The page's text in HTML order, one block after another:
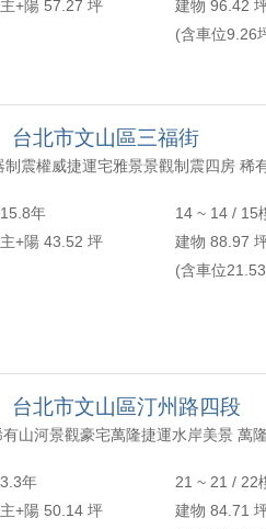
主+陽 57.27 坪
建物 96.42
(含車位9.26
北市文山區三福街
15.8年
14 ~ 14 / 15
主+陽 43.52 坪
建物 88.97
(含車位
北市文山區汀州路四段
3.3年
21 ~ 21 / 22
主+陽 50.14 坪
建物 84.71